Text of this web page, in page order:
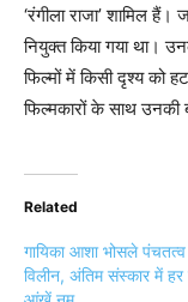
‘रंगीला राजा’ शामिल
नियुक्त किया गया था।
फिल्मों में किसी दृश्य को
फिल्मकारों के साथ उनकी
Related
गायिका आशा भोसले
विलीन, अंतिम संस्कार में हर